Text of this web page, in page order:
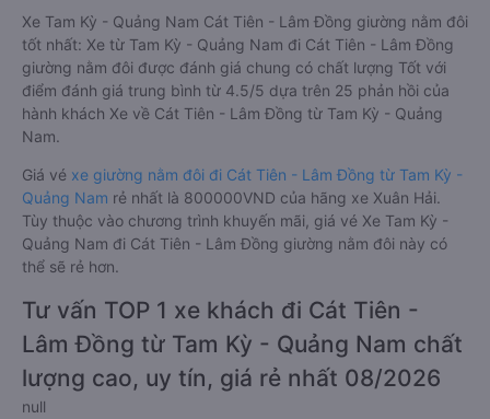
Xe Tam Kỳ - Quảng Nam Cát Tiên - Lâm Đồng giường nằm đôi
tốt nhất: Xe từ Tam Kỳ - Quảng Nam đi Cát Tiên - Lâm Đồng
giường nằm đôi được đánh giá chung có chất lượng Tốt với
điểm đánh giá trung bình từ 4.5/5 dựa trên 25 phản hồi của
hành khách Xe về Cát Tiên - Lâm Đồng từ Tam Kỳ - Quảng
Nam.
Giá vé xe giường nằm đôi đi Cát Tiên - Lâm Đồng từ Tam Kỳ -
Quảng Nam rẻ nhất là 800000VND của hãng xe Xuân Hải.
Tùy thuộc vào chương trình khuyến mãi, giá vé Xe Tam Kỳ -
Quảng Nam đi Cát Tiên - Lâm Đồng giường nằm đôi này có
thể sẽ rẻ hơn.
Tư vấn TOP 1 xe khách đi Cát Tiên -
Lâm Đồng từ Tam Kỳ - Quảng Nam chất
lượng cao, uy tín, giá rẻ nhất 08/2026
null